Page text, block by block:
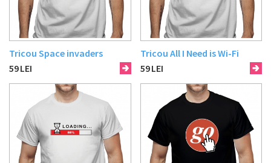
Tricou Space invaders
59LEI
Tricou All I Need is Wi-Fi
59LEI